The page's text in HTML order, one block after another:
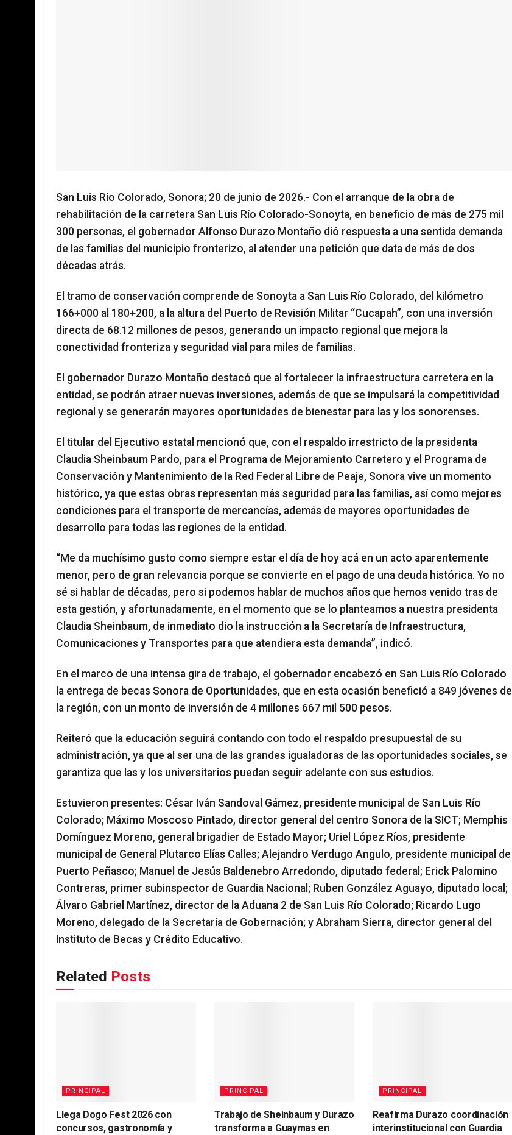
San Luis Río Colorado, Sonora; 20 de junio de 2026.- Con el arranque de la obra de
rehabilitación de la carretera San Luis Río Colorado-Sonoyta, en beneficio de más de 275 mil
300 personas, el gobernador Alfonso Durazo Montaño dió respuesta a una sentida demanda
de las familias del municipio fronterizo, al atender una petición que data de más de dos
décadas atrás.
El tramo de conservación comprende de Sonoyta a San Luis Río Colorado, del kilómetro
166+000 al 180+200, a la altura del Puerto de Revisión Militar “Cucapah”, con una inversión
directa de 68.12 millones de pesos, generando un impacto regional que mejora la
conectividad fronteriza y seguridad vial para miles de familias.
El gobernador Durazo Montaño destacó que al fortalecer la infraestructura carretera en la
entidad, se podrán atraer nuevas inversiones, además de que se impulsará la competitividad
regional y se generarán mayores oportunidades de bienestar para las y los sonorenses.
El titular del Ejecutivo estatal mencionó que, con el respaldo irrestricto de la presidenta
Claudia Sheinbaum Pardo, para el Programa de Mejoramiento Carretero y el Programa de
Conservación y Mantenimiento de la Red Federal Libre de Peaje, Sonora vive un momento
histórico, ya que estas obras representan más seguridad para las familias, así como mejores
condiciones para el transporte de mercancías, además de mayores oportunidades de
desarrollo para todas las regiones de la entidad.
“Me da muchísimo gusto como siempre estar el día de hoy acá en un acto aparentemente
menor, pero de gran relevancia porque se convierte en el pago de una deuda histórica. Yo no
sé si hablar de décadas, pero si podemos hablar de muchos años que hemos venido tras de
esta gestión, y afortunadamente, en el momento que se lo planteamos a nuestra presidenta
Claudia Sheinbaum, de inmediato dio la instrucción a la Secretaría de Infraestructura,
Comunicaciones y Transportes para que atendiera esta demanda”, indicó.
En el marco de una intensa gira de trabajo, el gobernador encabezó en San Luis Río Colorado
la entrega de becas Sonora de Oportunidades, que en esta ocasión benefició a 849 jóvenes de
la región, con un monto de inversión de 4 millones 667 mil 500 pesos.
Reiteró que la educación seguirá contando con todo el respaldo presupuestal de su
administración, ya que al ser una de las grandes igualadoras de las oportunidades sociales, se
garantiza que las y los universitarios puedan seguir adelante con sus estudios.
Estuvieron presentes: César Iván Sandoval Gámez, presidente municipal de San Luis Río
Colorado; Máximo Moscoso Pintado, director general del centro Sonora de la SICT; Memphis
Domínguez Moreno, general brigadier de Estado Mayor; Uriel López Ríos, presidente
municipal de General Plutarco Elías Calles; Alejandro Verdugo Angulo, presidente municipal de
Puerto Peñasco; Manuel de Jesús Baldenebro Arredondo, diputado federal; Erick Palomino
Contreras, primer subinspector de Guardia Nacional; Ruben González Aguayo, diputado local;
Álvaro Gabriel Martínez, director de la Aduana 2 de San Luis Río Colorado; Ricardo Lugo
Moreno, delegado de la Secretaría de Gobernación; y Abraham Sierra, director general del
Instituto de Becas y Crédito Educativo.
Related Posts
PRINCIPAL
Llega Dogo Fest 2026 con
concursos, gastronomía y
PRINCIPAL
Trabajo de Sheinbaum y Durazo
transforma a Guaymas en
PRINCIPAL
Reafirma Durazo coordinación
interinstitucional con Guardia